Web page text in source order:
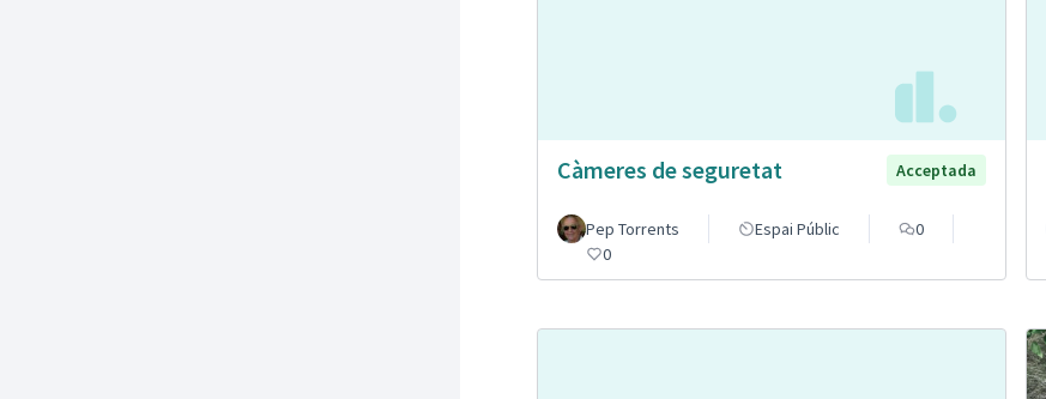
Càmeres de seguretat Acceptada
Pep Torrents Espai Públic
0
0